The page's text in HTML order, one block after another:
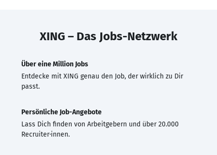
XING – Das Jobs-Netzwerk
Über eine Million Jobs
Entdecke mit XING genau den Job, der wirklich zu Dir
passt.
Persönliche Job-Angebote
Lass Dich finden von Arbeitgebern und über 20.000
Recruiter·innen.